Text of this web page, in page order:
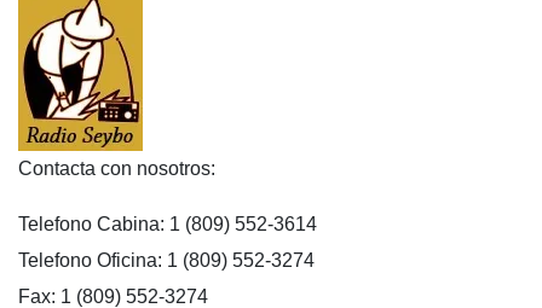
Contacta con nosotros:
Telefono Cabina: 1 (809) 552-3614
Telefono Oficina: 1 (809) 552-3274
Fax: 1 (809) 552-3274